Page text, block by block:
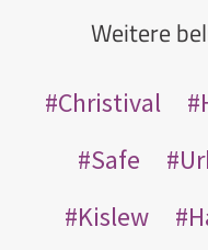
Weitere
Christival
Safe
Kislew